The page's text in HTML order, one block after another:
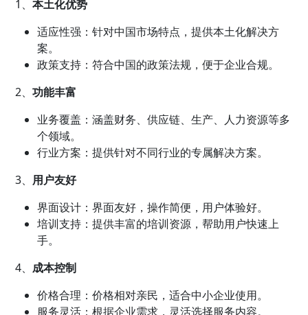
1、本土化优势
适应性强：针对中国市场特点，提供本土化解决方
案。
政策支持：符合中国的政策法规，便于企业合规。
2、功能丰富
业务覆盖：涵盖财务、供应链、生产、人力资源等多
个领域。
行业方案：提供针对不同行业的专属解决方案。
3、 用户友好
界面设计：界面友好，操作简便，用户体验好。
培训支持：提供丰富的培训资源，帮助用户快速上
手。
4、 成本控制
价格合理：价格相对亲民，适合中小企业使用。
服务灵活：根据企业需求，灵活选择服务内容。